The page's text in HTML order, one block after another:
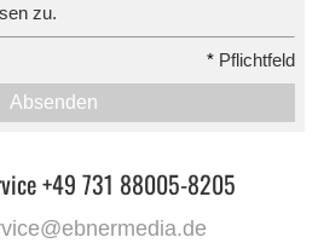
zu.
* Pflichtfeld
Absenden
+49 731 88005-8205